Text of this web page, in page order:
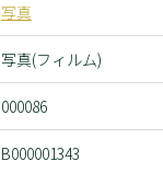
写真
写真(フィルム)
000086
B000001343